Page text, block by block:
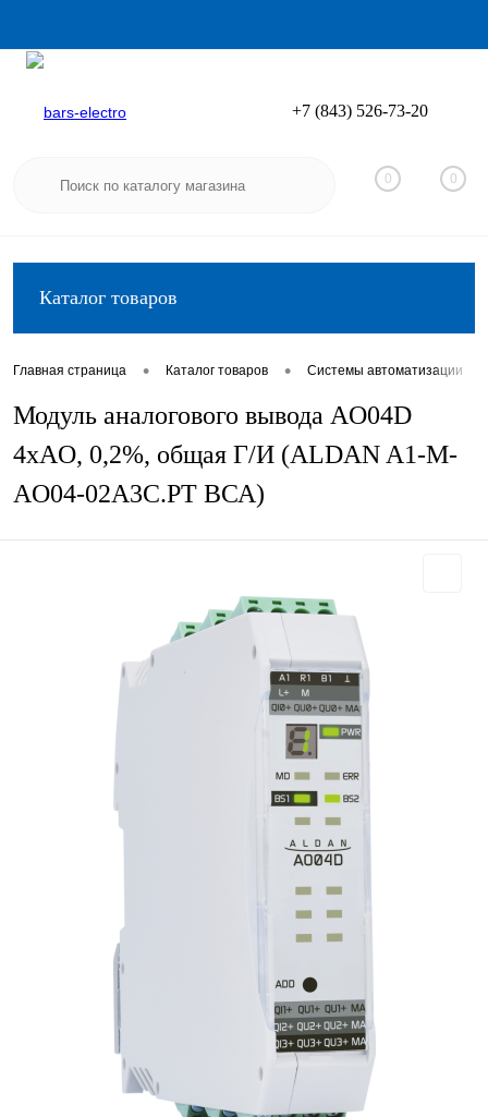
Вход
+7 (843) 526-73-20
0 0
Каталог товаров
Главная страница • Каталог товаров • Системы автоматизации
Модуль аналогового вывода AO04D
4хAO, 0,2%, общая Г/И (ALDAN A1-M-
AO04-02A3C.PT ВСА)